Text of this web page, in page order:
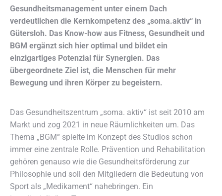
Gesundheitsmanagement unter einem Dach
verdeutlichen die Kernkompetenz des „soma.aktiv“ in
Gütersloh. Das Know-how aus Fitness, Gesundheit und
BGM ergänzt sich hier optimal und bildet ein
einzigartiges Potenzial für Synergien. Das
übergeordnete Ziel ist, die Menschen für mehr
Bewegung und ihren Körper zu begeistern.
Das Gesundheitszentrum „soma. aktiv“ ist seit 2010 am
Markt und zog 2021 in neue Räumlichkeiten um. Das
Thema „BGM“ spielte im Konzept des Studios schon
immer eine zentrale Rolle. Prävention und Rehabilitation
gehören genauso wie die Gesundheitsförderung zur
Philosophie und soll den Mitgliedern die Bedeutung von
Sport als „Medikament“ nahebringen. Ein